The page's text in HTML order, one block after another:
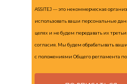
ASSITEJ — это некоммерческая
использовать ваши персональные
целях и не будем передавать их
согласия. Мы будем обрабатывать
с положениями Общего регламента